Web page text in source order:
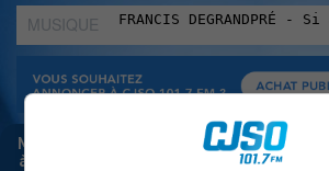
MUSIQUE
:
Meta bloque les infos sur Facebook.
à Sorel-Tracy et la région, abonne-toi